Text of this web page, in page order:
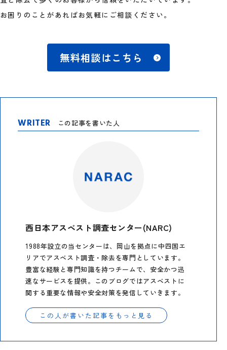
お困りのことがあればお気軽にご相談ください。
無料相談はこちら
WRITER この記事を書いた人
西日本アスベスト調査センター(NARC)
1988年設立の当センターは、岡山を拠点に中四国エ
リアでアスベスト調査・除去を専門としています。
豊富な経験と専門知識を持つチームで、安全かつ迅
速なサービスを提供。このブログではアスベストに
関する重要な情報や安全対策を発信していきます。
この人が書いた記事をもっと見る